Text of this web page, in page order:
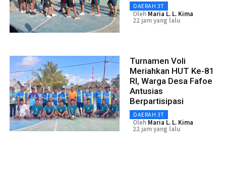
DAERAH 3T
Oleh Maria L. L. Kima
22 jam yang lalu
Turnamen Voli
Meriahkan HUT Ke-81
RI, Warga Desa Fafoe
Antusias
Berpartisipasi
DAERAH 3T
Oleh Maria L. L. Kima
22 jam yang lalu